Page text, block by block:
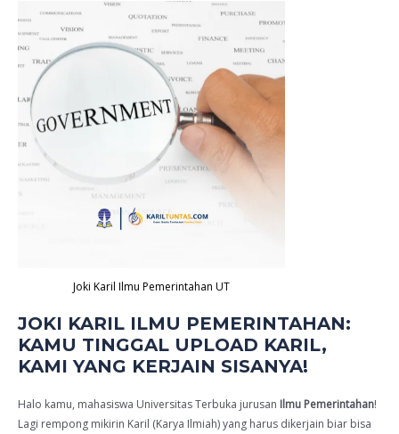
Yang
Kerjain
Sisanya!
quantity
Joki Karil Ilmu Pemerintahan UT
JOKI KARIL ILMU PEMERINTAHAN:
KAMU TINGGAL UPLOAD KARIL,
KAMI YANG KERJAIN SISANYA!
Halo kamu, mahasiswa Universitas Terbuka jurusan Ilmu Pemerintahan!
Lagi rempong mikirin Karil (Karya Ilmiah) yang harus dikerjain biar bisa